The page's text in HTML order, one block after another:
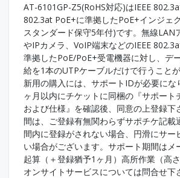
AT-6101GP-Z5(RoHS対応)はIEEE
802.3at PoE+に準拠したPoE+インジェ
スタンダード保守5年付)です。無線LAN
やIPカメラ、VoIP端末などのIEEE
準拠したPoE/PoE+受電機器に対し、デ
給を1本のUTPケーブルだけで行うこと
新用の購入には、サポートIDが必要にな
ヶ月以内にチケットに同梱の『サポート
および仕様』を確認後、同意の上登録下
間は、ご登録有無関わらずサポチケ記載
間内に登録がされない場合、円滑にサー
い場合がございます。サポート期間はメ
起算（＋登録猶予1ヶ月）高所作業（高
オンサイトサービスについては問合せ下